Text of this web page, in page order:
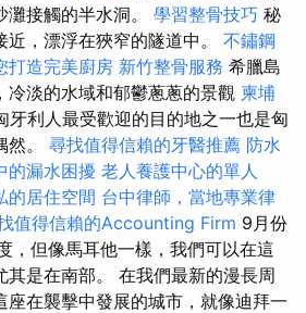
接觸的半水洞。 學習整骨技巧 秘
，漂浮在狹窄的隧道中。 不鏽鋼
打造完美廚房 新竹整骨服務 希臘島
冷淡的水域和郁鬱蔥蔥的景觀 柬埔
牙利人最受歡迎的目的地之一也是匈
然。 尋找值得信賴的牙醫推薦 防水
的漏水困擾 老人養護中心的單人
的居住空間 台中律師，當地專業律
值得信賴的Accounting Firm 9月份
，但像馬耳他一樣，我們可以在這
其是在南部。 在我們最新的漫長周
座在襲擊中發展的城市，就像迪拜一